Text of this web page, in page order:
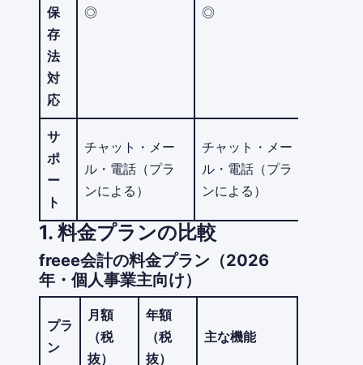
保
存
法
対
応
◎ ◎
サ
ポ
ー
ト
チャット・メー
ル・電話（プラ
ンによる）
チャット・メー
ル・電話（プラ
ンによる）
1. 料金プランの比較
freee会計の料金プラン（2026
年・個人事業主向け）
プラ
ン
月額
（税
抜）
年額
（税
抜）
主な機能